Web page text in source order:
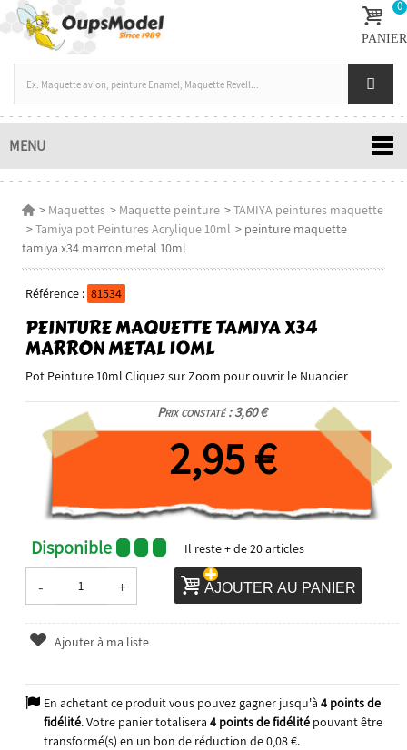
0
PANIER
MENU
> Maquettes > Maquette peinture >TAMIYA peintures maquette
>Tamiya pot Peintures Acrylique 10ml > peinture maquette
tamiya x34 marron metal 10ml
Référence : 81534
PEINTURE MAQUETTE TAMIYA X34
MARRON METAL 10ML
Pot Peinture 10ml Cliquez sur Zoom pour ouvrir le Nuancier
Prix constaté : 3,60 €
2,95 €
Disponible Il reste+ de 20articles
- + AJOUTER AU PANIER
Ajouter à ma liste
En achetant ce produit vous pouvez gagner jusqu'à 4points de
fidélité. Votre panier totalisera 4points de fidélitépouvant être
transformé(s) en un bon de réduction de0,08 €.